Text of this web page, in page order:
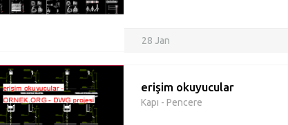
28 Jan
erişim okuyucular
Kapı - Pencere